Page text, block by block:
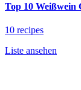
Top 10 Weißwein
10 recipes
Liste ansehen